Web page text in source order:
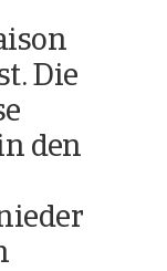
Die
den